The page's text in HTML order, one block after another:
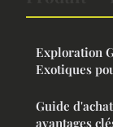
Exploration
Exotiques
Guide
avantages